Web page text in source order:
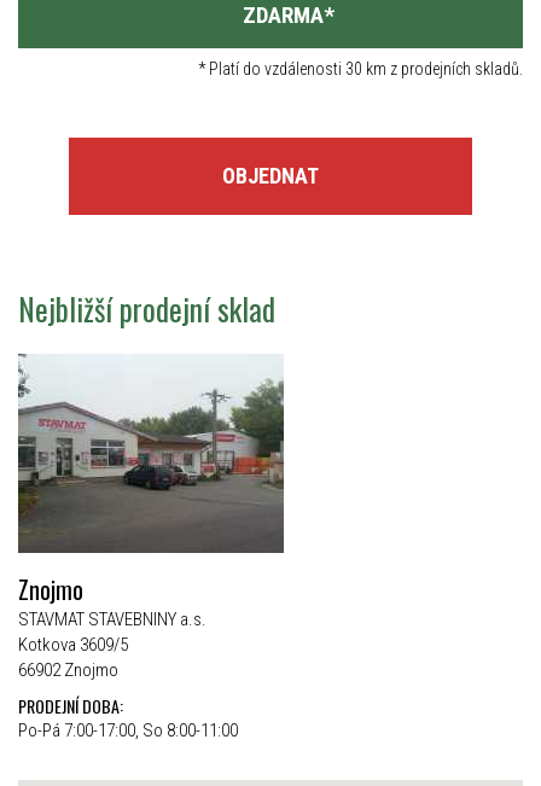
ZDARMA*
*Platí do vzdálenosti 30 km z prodejních skladů.
OBJEDNAT
Nejbližší prodejní sklad
Znojmo
STAVMAT STAVEBNINY a.s.
Kotkova 3609/5
66902 Znojmo
PRODEJNÍ DOBA:
Po-Pá 7:00-17:00, So 8:00-11:00